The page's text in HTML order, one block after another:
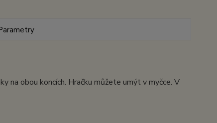
na obou koncích. Hračku můžete umýt v myčce. V